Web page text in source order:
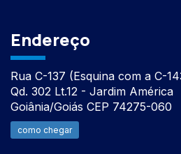
Endereço
Rua C-137 (Esquina com a C-
Qd. 302 Lt.12 - Jardim América
Goiânia/Goiás CEP 74275-060
como chegar